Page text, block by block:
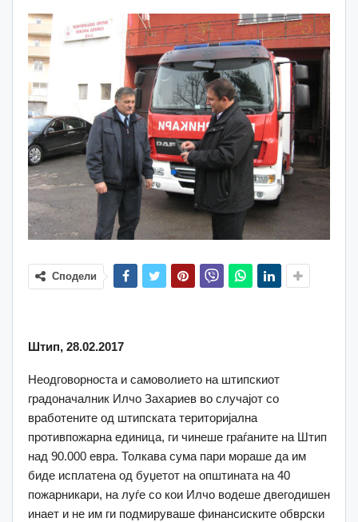
Сподели
Штип, 28.02.2017
Неодговорноста и самоволието на штипскиот
градоначалник Илчо Захариев во случајот со
вработените од штипската територијална
противпожарна единица, ги чинеше граѓаните на Штип
над 90.000 евра. Толкава сума пари мораше да им
биде исплатена од буџетот на општината на 40
пожарникари, на луѓе со кои Илчо водеше двегодишен
инает и не им ги подмируваше финансиските обврски